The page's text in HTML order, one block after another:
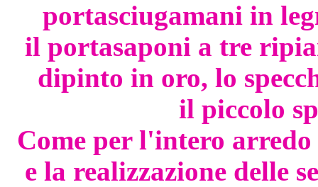
portasciugamani in
il portasaponi a tre
dipinto in oro, lo
il piccolo
Come per l'intero
e la realizzazione delle